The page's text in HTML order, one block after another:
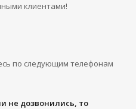
клиентами!
по следующим телефонам
не дозвонились, то